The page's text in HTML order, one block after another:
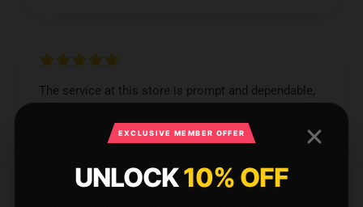
The service at this store is prompt and dependable,
Aug 30, 2024
Molly
Verified owner
EXCLUSIVE MEMBER OFFER
UNLOCK10% OFF